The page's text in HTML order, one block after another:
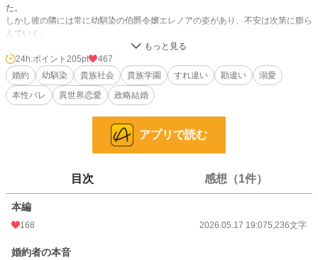
た。
しかし彼の隣には常に幼馴染の伯爵令嬢エレノアの姿があり、不安は次第に膨ら
んでいく。
「その女は厄介ですわよ」
そんな中、学園でエレノアの挑発をきっかけに騒動が起こり、
フィオナの幼馴染セオドリックも巻き込んで事態は思わぬ方向へ動き出す。
貴族社会の思惑と幼馴染同士の距離感が交錯する中、
フィオナの立場も揺らぎ始めていく。
恋愛 3,150 位 / 66,372 件
24h.ポイント 205pt
467
婚約
幼馴染 貴族社会 貴族学園 すれ違い 勘違い
溺愛
本性バレ
異世界恋愛 政略結婚
アプリで読む
目次 感想（1件）
本編
168 2026.05.17 19:075,236文字
婚約者の本音